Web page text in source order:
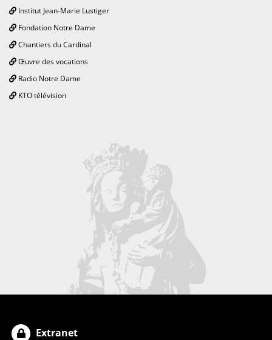
Institut Jean-Marie Lustiger
Fondation Notre Dame
Chantiers du Cardinal
Œuvre des vocations
Radio Notre Dame
KTO télévision
Extranet